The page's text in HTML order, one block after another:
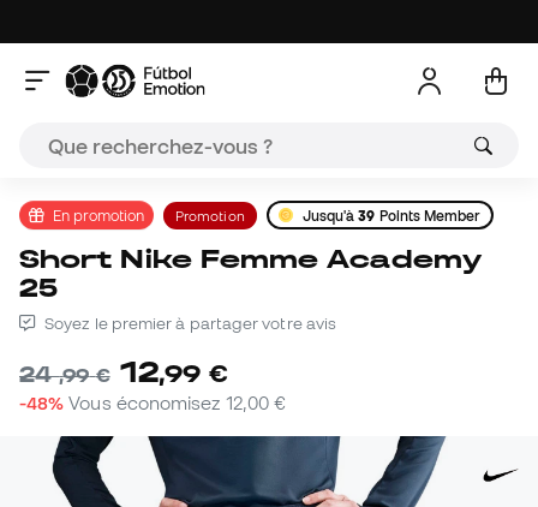
En promotion Promotion Jusqu'à39 Points Member
Short Nike Femme Academy
25
Soyez le premier à partager votre avis
24,99 € 12,99 €
-48% Vous économisez 12,00 €